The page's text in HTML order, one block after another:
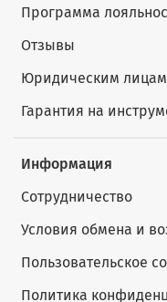
Программа
Отзывы
Юридическим лицам
Гарантия на
Информация
Сотрудничество
Условия обмена и
Пользовательское
Политика